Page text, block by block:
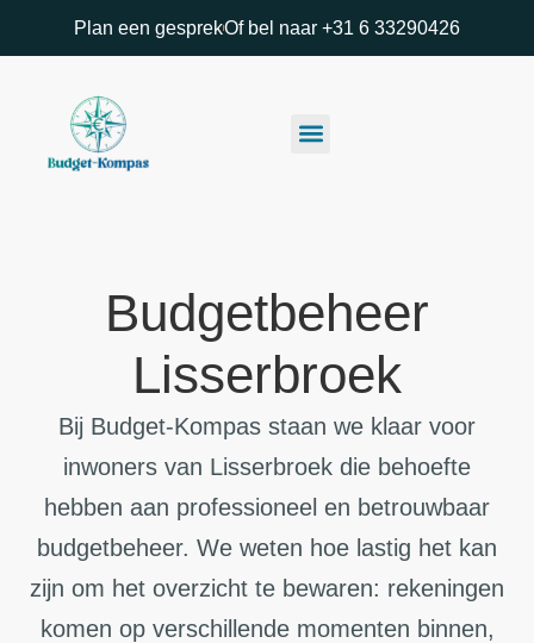
Plan een gesprekOf bel naar +31 6 33290426
Budgetbeheer
Lisserbroek
Bij Budget-Kompas staan we klaar voor
inwoners van Lisserbroek die behoefte
hebben aan professioneel en betrouwbaar
budgetbeheer. We weten hoe lastig het kan
zijn om het overzicht te bewaren: rekeningen
komen op verschillende momenten binnen,